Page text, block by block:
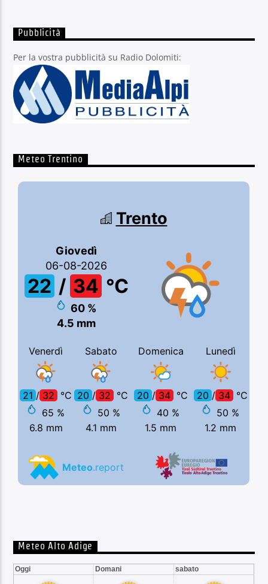
Pubblicità
Per la vostra pubblicità su Radio Dolomiti:
Meteo Trentino
Meteo Alto Adige
Oggi Domani sabato